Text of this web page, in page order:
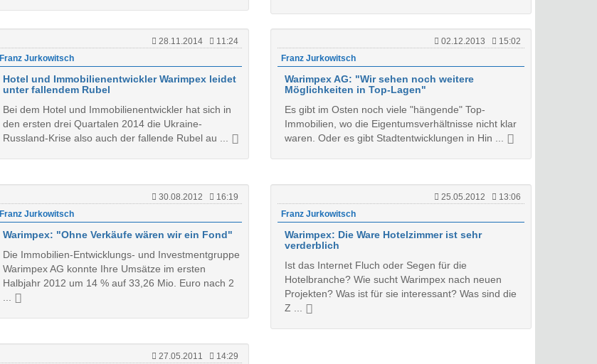
28.11.2014
11:24
Franz Jurkowitsch
Hotel und Immobilienentwickler Warimpex leidet
unter fallendem Rubel
Bei dem Hotel und Immobilienentwickler hat sich in
den ersten drei Quartalen 2014 die Ukraine-
Russland-Krise also auch der fallende Rubel au ...
02.12.2013
15:02
Franz Jurkowitsch
Warimpex AG: "Wir sehen noch weitere
Möglichkeiten in Top-Lagen"
Es gibt im Osten noch viele "hängende" Top-
Immobilien, wo die Eigentumsverhältnisse nicht klar
waren. Oder es gibt Stadtentwicklungen in Hin ...
30.08.2012
16:19
Franz Jurkowitsch
Warimpex: "Ohne Verkäufe wären wir ein Fond"
Die Immobilien-Entwicklungs- und Investmentgruppe
Warimpex AG konnte Ihre Umsätze im ersten
Halbjahr 2012 um 14 % auf 33,26 Mio. Euro nach 2
...
25.05.2012
13:06
Franz Jurkowitsch
Warimpex: Die Ware Hotelzimmer ist sehr
verderblich
Ist das Internet Fluch oder Segen für die
Hotelbranche? Wie sucht Warimpex nach neuen
Projekten? Was ist für sie interessant? Was sind die
Z ...
27.05.2011 14:29